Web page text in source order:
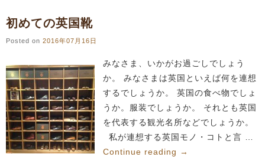
初めての英国靴
Posted on 2016年07月16日
みなさま、いかがお過ごしでしょう
か。 みなさまは英国といえば何を連想
するでしょうか。 英国の食べ物でしょ
うか。服装でしょうか。 それとも英国
を代表する観光名所などでしょうか。
私が連想する英国モノ・コトと言 …
Continue reading →